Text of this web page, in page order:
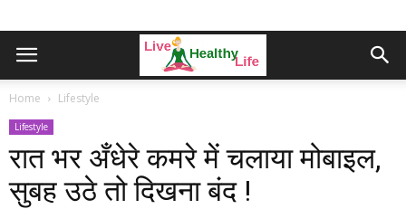
Home Lifestyle
Lifestyle
रात भर अँधेरे कमरे में चलाया मोबाइल,
सुबह उठे तो दिखना बंद !